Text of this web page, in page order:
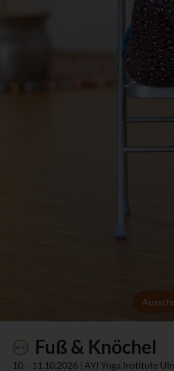
Fuß & Knöchel
10. - 11.10.2026 | AYI Yoga Institute